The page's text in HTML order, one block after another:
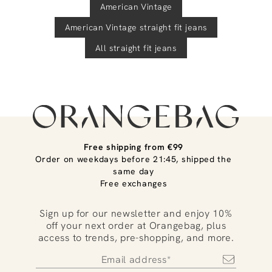
American Vintage
American Vintage straight fit jeans
All straight fit jeans
Free shipping from €99
Order on weekdays before 21:45, shipped the
same day
Free exchanges
Sign up for our newsletter and enjoy 10%
off your next order at Orangebag, plus
access to trends, pre-shopping, and more.